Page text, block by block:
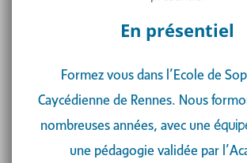
En présentiel
Formez vous dans l’Ecole de
Caycédienne de Rennes. Nous
nombreuses années, avec une
une pédagogie validée par